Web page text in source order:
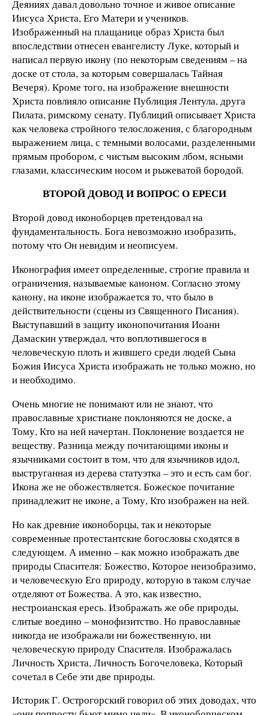
Деяниях давал довольно точное и живое описание
Иисуса Христа, Его Матери и учеников.
Изображенный на плащанице образ Христа был
впоследствии отнесен евангелисту Луке, который и
написал первую икону (по некоторым сведениям – на
доске от стола, за которым совершалась Тайная
Вечеря). Кроме того, на изображение внешности
Христа повлияло описание Публиция Лентула, друга
Пилата, римскому сенату. Публиций описывает Христа
как человека стройного телосложения, с благородным
выражением лица, с темными волосами, разделенными
прямым пробором, с чистым высоким лбом, ясными
глазами, классическим носом и рыжеватой бородой.
ВТОРОЙ ДОВОД И ВОПРОС О ЕРЕСИ
Второй довод иконоборцев претендовал на
фундаментальность. Бога невозможно изобразить,
потому что Он невидим и неописуем.
Иконография имеет определенные, строгие правила и
ограничения, называемые каноном. Согласно этому
канону, на иконе изображается то, что было в
действительности (сцены из Священного Писания).
Выступавший в защиту иконопочитания Иоанн
Дамаскин утверждал, что воплотившегося в
человеческую плоть и жившего среди людей Сына
Божия Иисуса Христа изображать не только можно, но
и необходимо.
Очень многие не понимают или не знают, что
православные христиане поклоняются не доске, а
Тому, Кто на ней начертан. Поклонение воздается не
веществу. Разница между почитающими иконы и
язычниками состоит в том, что для язычников идол,
выструганная из дерева статуэтка – это и есть сам бог.
Икона же не обожествляется. Божеское почитание
принадлежит не иконе, а Тому, Кто изображен на ней.
Но как древние иконоборцы, так и некоторые
современные протестантские богословы сходятся в
следующем. А именно – как можно изображать две
природы Спасителя: Божество, Которое неизобразимо,
и человеческую Его природу, которую в таком случае
отделяют от Божества. А это, как известно,
нестроианская ересь. Изображать же обе природы,
слитые воедино – монофизитство. Но православные
никогда не изображали ни божественную, ни
человеческую природу Спасителя. Изображалась
Личность Христа, Личность Богочеловека, Который
сочетал в Себе эти две природы.
Историк Г. Острогорский говорил об этих доводах, что